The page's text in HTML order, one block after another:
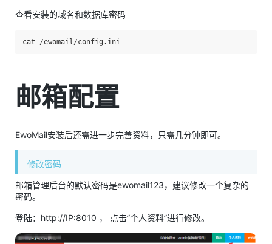
查看安装的域名和数据库密码
cat /ewomail/config.ini
邮箱配置
EwoMail安装后还需进一步完善资料，只需几分钟即可。
修改密码
邮箱管理后台的默认密码是ewomail123，建议修改一个复杂的
密码。
登陆：http://IP:8010 ， 点击”个人资料”进行修改。